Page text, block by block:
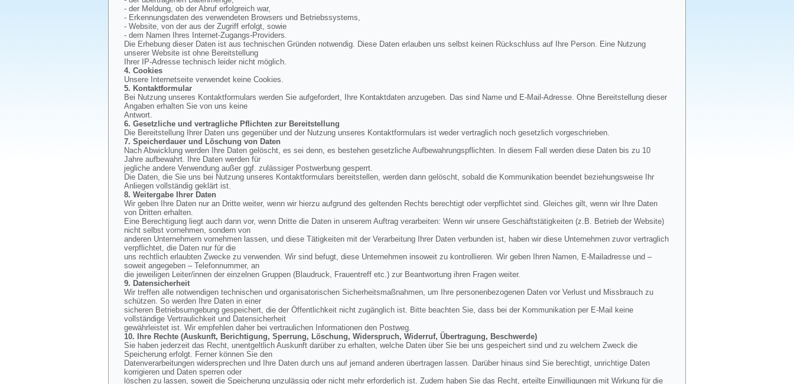
- der Meldung, ob der Abruf erfolgreich war,
- Erkennungsdaten des verwendeten Browsers und Betriebssystems,
- Website, von der aus der Zugriff erfolgt, sowie
- dem Namen Ihres Internet-Zugangs-Providers.
Die Erhebung dieser Daten ist aus technischen Gründen notwendig. Diese Daten erlauben uns selbst keinen Rückschluss auf Ihre Person. Eine Nutzung
unserer Website ist ohne Bereitstellung
Ihrer IP-Adresse technisch leider nicht möglich.
4. Cookies
Unsere Internetseite verwendet keine Cookies.
5. Kontaktformular
Bei Nutzung unseres Kontaktformulars werden Sie aufgefordert, Ihre Kontaktdaten anzugeben. Das sind Name und E-Mail-Adresse. Ohne Bereitstellung dieser
Angaben erhalten Sie von uns keine
Antwort.
6. Gesetzliche und vertragliche Pflichten zur Bereitstellung
Die Bereitstellung Ihrer Daten uns gegenüber und der Nutzung unseres Kontaktformulars ist weder vertraglich noch gesetzlich vorgeschrieben.
7. Speicherdauer und Löschung von Daten
Nach Abwicklung werden Ihre Daten gelöscht, es sei denn, es bestehen gesetzliche Aufbewahrungspflichten. In diesem Fall werden diese Daten bis zu 10
Jahre aufbewahrt. Ihre Daten werden für
jegliche andere Verwendung außer ggf. zulässiger Postwerbung gesperrt.
Die Daten, die Sie uns bei Nutzung unseres Kontaktformulars bereitstellen, werden dann gelöscht, sobald die Kommunikation beendet beziehungsweise Ihr
Anliegen vollständig geklärt ist.
8. Weitergabe Ihrer Daten
Wir geben Ihre Daten nur an Dritte weiter, wenn wir hierzu aufgrund des geltenden Rechts berechtigt oder verpflichtet sind. Gleiches gilt, wenn wir Ihre Daten
von Dritten erhalten.
Eine Berechtigung liegt auch dann vor, wenn Dritte die Daten in unserem Auftrag verarbeiten: Wenn wir unsere Geschäftstätigkeiten (z.B. Betrieb der Website)
nicht selbst vornehmen, sondern von
anderen Unternehmern vornehmen lassen, und diese Tätigkeiten mit der Verarbeitung Ihrer Daten verbunden ist, haben wir diese Unternehmen zuvor vertraglich
verpflichtet, die Daten nur für die
uns rechtlich erlaubten Zwecke zu verwenden. Wir sind befugt, diese Unternehmen insoweit zu kontrollieren. Wir geben Ihren Namen, E-Mailadresse und –
soweit angegeben – Telefonnummer, an
die jeweiligen Leiter/innen der einzelnen Gruppen (Blaudruck, Frauentreff etc.) zur Beantwortung ihren Fragen weiter.
9. Datensicherheit
Wir treffen alle notwendigen technischen und organisatorischen Sicherheitsmaßnahmen, um Ihre personenbezogenen Daten vor Verlust und Missbrauch zu
schützen. So werden Ihre Daten in einer
sicheren Betriebsumgebung gespeichert, die der Öffentlichkeit nicht zugänglich ist. Bitte beachten Sie, dass bei der Kommunikation per E-Mail keine
vollständige Vertraulichkeit und Datensicherheit
gewährleistet ist. Wir empfehlen daher bei vertraulichen Informationen den Postweg.
10. Ihre Rechte (Auskunft, Berichtigung, Sperrung, Löschung, Widerspruch, Widerruf, Übertragung, Beschwerde)
Sie haben jederzeit das Recht, unentgeltlich Auskunft darüber zu erhalten, welche Daten über Sie bei uns gespeichert sind und zu welchem Zweck die
Speicherung erfolgt. Ferner können Sie den
Datenverarbeitungen widersprechen und Ihre Daten durch uns auf jemand anderen übertragen lassen. Darüber hinaus sind Sie berechtigt, unrichtige Daten
korrigieren und Daten sperren oder
löschen zu lassen, soweit die Speicherung unzulässig oder nicht mehr erforderlich ist. Zudem haben Sie das Recht, erteilte Einwilligungen mit Wirkung für die